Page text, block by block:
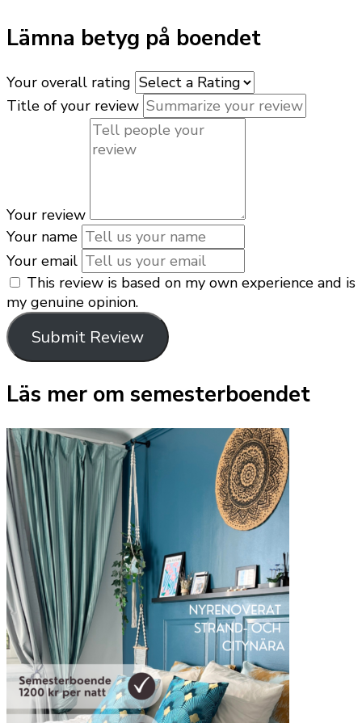
Lämna betyg på boendet
Your overall rating
Title of your review
Your review
Your name
Your email
This review is based on my own experience and is
my genuine opinion.
Submit Review
Läs mer om semesterboendet